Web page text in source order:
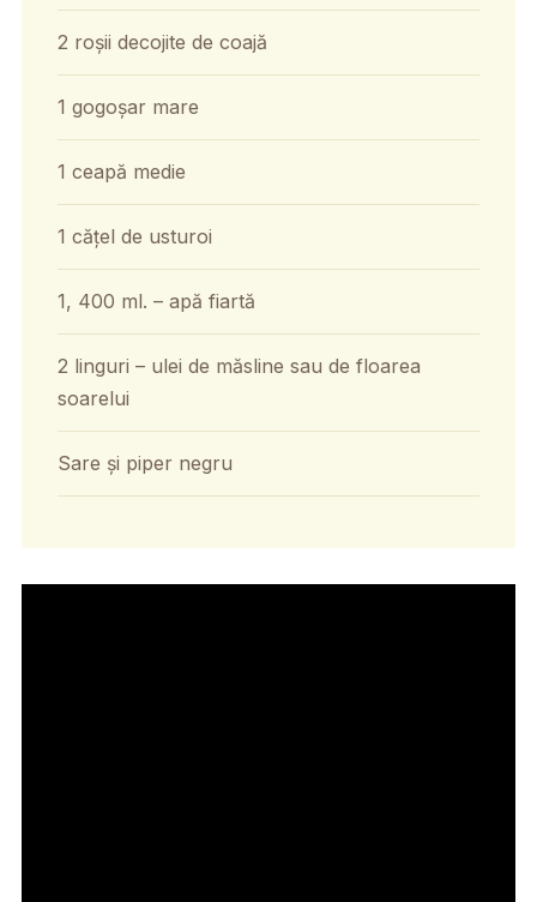
2 roșii decojite de coajă
1 gogoșar mare
1 ceapă medie
1 cățel de usturoi
1, 400 ml. – apă fiartă
2 linguri – ulei de măsline sau de floarea
soarelui
Sare și piper negru